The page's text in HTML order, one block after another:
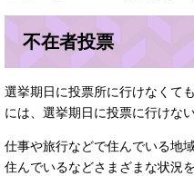
不在者投票
選挙期日に投票所に行けなくて
には、選挙期日に投票に行けない
仕事や旅行などで住んでいる地
住んでいるなどさまざまな状況